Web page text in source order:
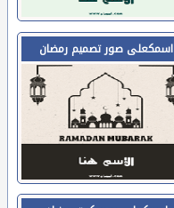
اسمكعلى صور تصميم رمضان